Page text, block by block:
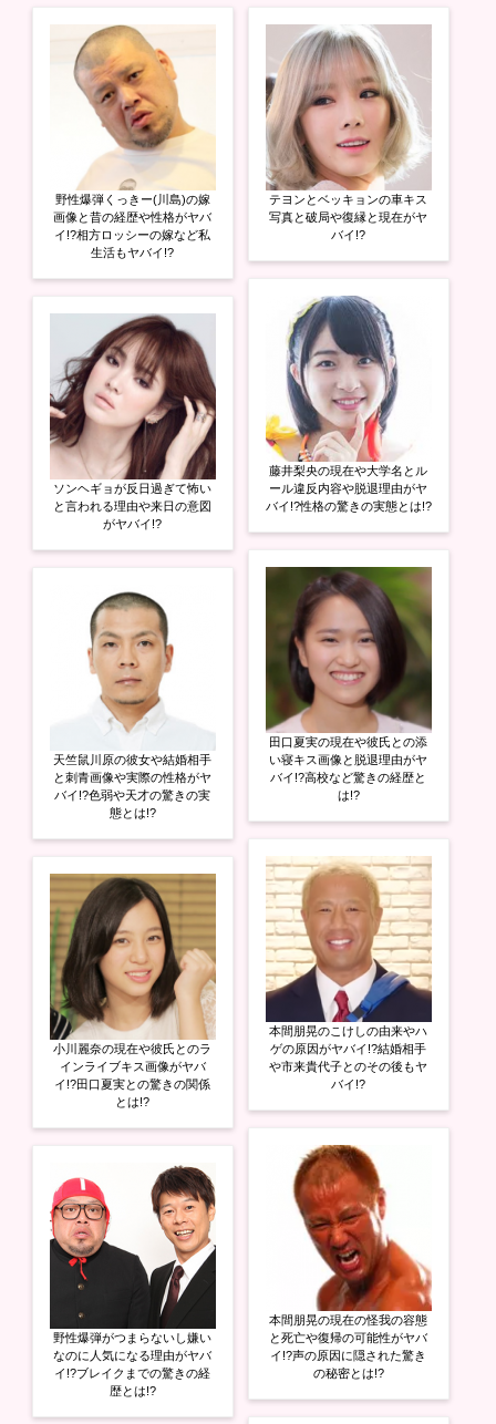
野性爆弾くっきー(川島)の嫁
画像と昔の経歴や性格がヤバ
イ!?相方ロッシーの嫁など私
生活もヤバイ!?
ソンヘギョが反日過ぎて怖い
と言われる理由や来日の意図
がヤバイ!?
天竺鼠川原の彼女や結婚相手
と刺青画像や実際の性格がヤ
バイ!?色弱や天才の驚きの実
態とは!?
小川麗奈の現在や彼氏とのラ
インライブキス画像がヤバ
イ!?田口夏実との驚きの関係
とは!?
野性爆弾がつまらないし嫌い
なのに人気になる理由がヤバ
イ!?ブレイクまでの驚きの経
歴とは!?
テヨンとベッキョンの車キス
写真と破局や復縁と現在がヤ
バイ!?
藤井梨央の現在や大学名とル
ール違反内容や脱退理由がヤ
バイ!?性格の驚きの実態とは!?
田口夏実の現在や彼氏との添
い寝キス画像と脱退理由がヤ
バイ!?高校など驚きの経歴と
は!?
本間朋晃のこけしの由来やハ
ゲの原因がヤバイ!?結婚相手
や市来貴代子とのその後もヤ
バイ!?
本間朋晃の現在の怪我の容態
と死亡や復帰の可能性がヤバ
イ!?声の原因に隠された驚き
の秘密とは!?